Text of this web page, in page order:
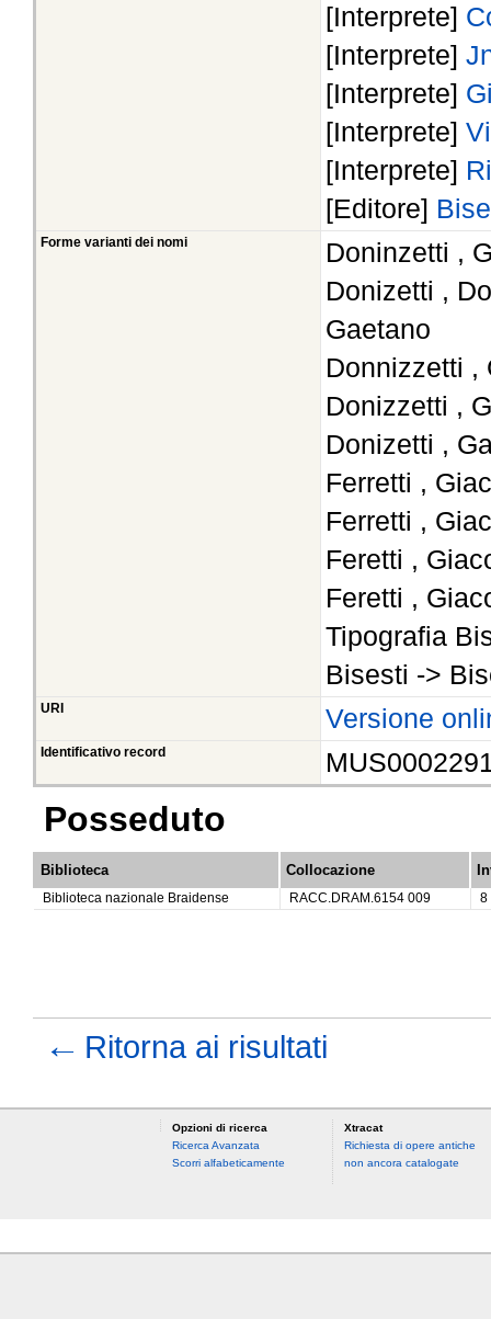
[Interprete]
[Interprete]
[Interprete]
[Interprete]
[Interprete]
[Editore]
Forme varianti dei nomi
Doninzetti ,
Donizetti ,
Gaetano
Donnizzetti ,
Donizzetti ,
Donizetti ,
Ferretti ,
Ferretti ,
Feretti ,
Feretti ,
Tipografia
Bisesti ->
URI Versione
Identificativo record
Posseduto
Biblioteca Collocazione
Biblioteca nazionale Braidense RACC.DRAM.6154 009 8
← Ritorna ai risultati
Opzioni di ricerca
Ricerca Avanzata
Scorri alfabeticamente
Xtracat
Richiesta di opere antiche
non ancora catalogate